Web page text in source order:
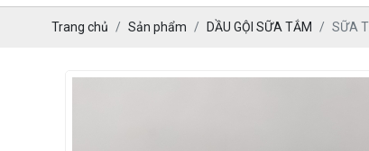
Trang chủ Sản phẩm DẦU GỘI SỮA TẮM SỮA